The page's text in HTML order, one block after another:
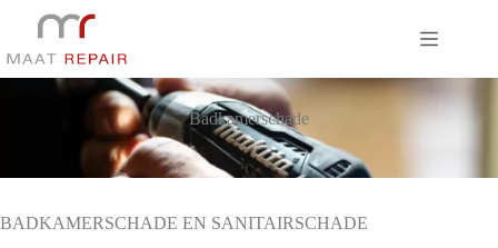
inhoud
Badkamerschade
BADKAMERSCHADE EN SANITAIRSCHADE